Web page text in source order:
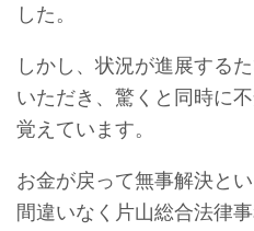
した。
しかし、状況が進展する
いただき、驚くと同時に
覚えています。
お金が戻って無事解決と
間違いなく片山総合法律